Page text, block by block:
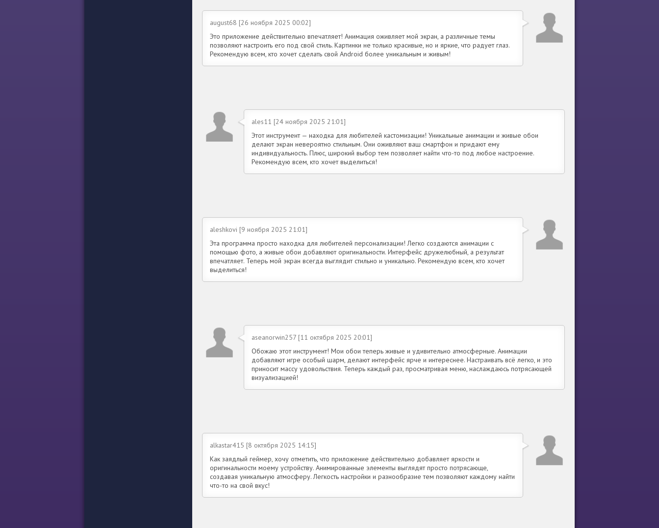
august68 [26 ноября 2025 00:02]
Это приложение действительно впечатляет! Анимация оживляет мой экран, а различные темы
позволяют настроить его под свой стиль. Картинки не только красивые, но и яркие, что радует глаз.
Рекомендую всем, кто хочет сделать свой Android более уникальным и живым!
ales11 [24 ноября 2025 21:01]
Этот инструмент — находка для любителей кастомизации! Уникальные анимации и живые обои
делают экран невероятно стильным. Они оживляют ваш смартфон и придают ему
индивидуальность. Плюс, широкий выбор тем позволяет найти что-то под любое настроение.
Рекомендую всем, кто хочет выделиться!
aleshkovi [9 ноября 2025 21:01]
Эта программа просто находка для любителей персонализации! Легко создаются анимации с
помощью фото, а живые обои добавляют оригинальности. Интерфейс дружелюбный, а результат
впечатляет. Теперь мой экран всегда выглядит стильно и уникально. Рекомендую всем, кто хочет
выделиться!
aseanorwin257 [11 октября 2025 20:01]
Обожаю этот инструмент! Мои обои теперь живые и удивительно атмосферные. Анимации
добавляют игре особый шарм, делают интерфейс ярче и интереснее. Настраивать всё легко, и это
приносит массу удовольствия. Теперь каждый раз, просматривая меню, наслаждаюсь потрясающей
визуализацией!
alkastar415 [8 октября 2025 14:15]
Как заядлый геймер, хочу отметить, что приложение действительно добавляет яркости и
оригинальности моему устройству. Анимированные элементы выглядят просто потрясающе,
создавая уникальную атмосферу. Легкость настройки и разнообразие тем позволяют каждому найти
что-то на свой вкус!